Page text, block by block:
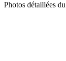
Photos détaillées